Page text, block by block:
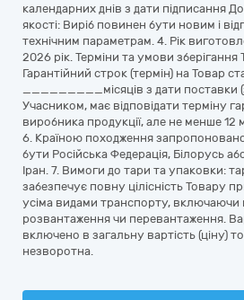
календарних днів з дати підписання
якості: Виріб повинен бути новим і
технічним параметрам. 4. Рік
2026 рік. Терміни та умови
Гарантійний строк (термін) на Товар
_________місяців з дати поставки
Учасником, має відповідати терміну
виробника продукції, але не менше 12
6. Країною походження
бути Російська Федерація, Білорусь
Іран. 7. Вимоги до тари та упаковки:
забезпечує повну цілісність Товару
усіма видами транспорту, включаючи
розвантаження чи перевантаження.
включено в загальну вартість (ціну)
незворотна.